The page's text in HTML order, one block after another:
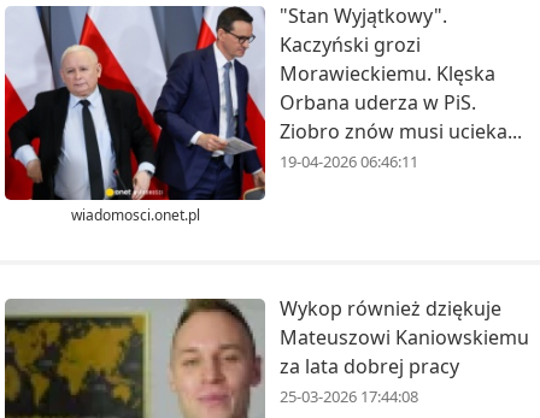
wiadomosci.onet.pl
"Stan Wyjątkowy".
Kaczyński grozi
Morawieckiemu. Klęska
Orbana uderza w PiS.
Ziobro znów musi ucieka...
19-04-2026 06:46:11
Wykop również dziękuje
Mateuszowi Kaniowskiemu
za lata dobrej pracy
25-03-2026 17:44:08